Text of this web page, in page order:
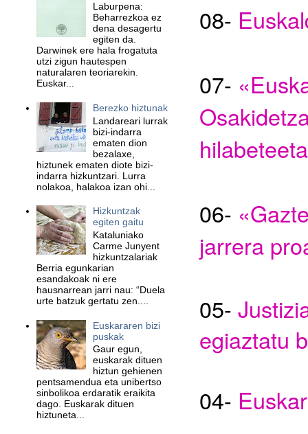
08-
07-
06-
jarrera
05-
egiaztatu
04- Eu
Laburpena:
Beharrezkoa ez
dena desagertu
egiten da.
Darwinek ere hala frogatuta
utzi zigun hautespen
naturalaren teoriarekin.
Euskar...
Berezko hiztunak
Landareari lurrak
bizi-indarra
ematen dion
bezalaxe,
hiztunek ematen diote bizi-
indarra hizkuntzari. Lurra
nolakoa, halakoa izan ohi...
Hizkuntzak
egiten gaitu
Kataluniako
Carme Junyent
hizkuntzalariak
Berria egunkarian
esandakoak ni ere
hausnarrean jarri nau: “Duela
urte batzuk gertatu zen....
Euskararen bizi
puskak
Gaur egun,
euskarak dituen
hiztun gehienen
pentsamendua eta unibertso
sinbolikoa erdaratik eraikita
dago. Euskarak dituen
hiztuneta...